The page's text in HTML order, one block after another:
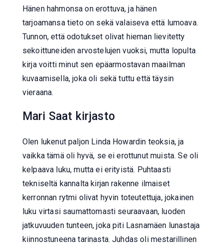
Hänen hahmonsa on erottuva, ja hänen
tarjoamansa tieto on sekä valaiseva että lumoava.
Tunnon, että odotukset olivat hieman lievitetty
sekoittuneiden arvostelujen vuoksi, mutta lopulta
kirja voitti minut sen epäarmostavan maailman
kuvaamisella, joka oli sekä tuttu että täysin
vieraana.
Mari Saat kirjasto
Olen lukenut paljon Linda Howardin teoksia, ja
vaikka tämä oli hyvä, se ei erottunut muista. Se oli
kelpaava luku, mutta ei erityistä. Puhtaasti
tekniseltä kannalta kirjan rakenne ilmaiset
kerronnan rytmi olivat hyvin toteutettuja, jokainen
luku virtasi saumattomasti seuraavaan, luoden
jatkuvuuden tunteen, joka piti Lasnamäen lunastaja
kiinnostuneena tarinasta. Juhdas oli mestarillinen